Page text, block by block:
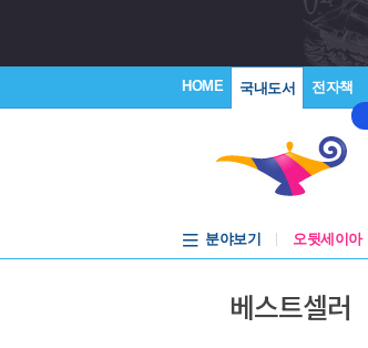
HOME 국내도서 전자책
분야보기 오뒷세이아
베스트셀러